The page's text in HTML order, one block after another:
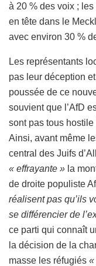
à 20 % des voix ;
en tête dans le
avec environ 30 %
Les représentants
pas leur déception
poussée de ce
souvient que l’AfD
sont pas tous hostile
Ainsi, avant même
central des Juifs
« effrayante » la
de droite populiste
réalisent pas qu’ils
se différencier de
ce parti qui connaît
la décision de la
masse les réfugiés «